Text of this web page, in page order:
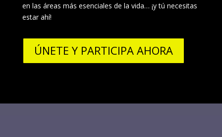
en las áreas más esenciales de la vida… ¡y tú necesitas
estar ahí!
ÚNETE Y PARTICIPA AHORA